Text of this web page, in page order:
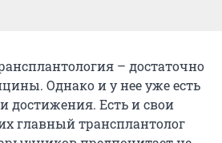
– достаточно
Однако и у нее уже есть
достижения. Есть и свои
главный трансплантолог